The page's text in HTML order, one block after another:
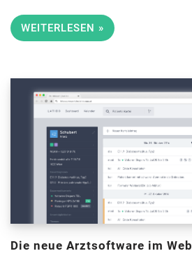
WEITERLESEN »
Die neue Arztsoftware im Web